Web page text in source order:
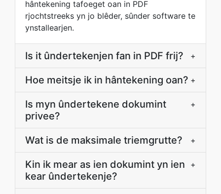
hântekening tafoeget oan in PDF
rjochtstreeks yn jo blêder, sûnder software te
ynstallearjen.
Is it ûndertekenjen fan in PDF frij? +
Hoe meitsje ik in hântekening oan? +
Is myn ûndertekene dokumint
privee?
+
Wat is de maksimale triemgrutte? +
Kin ik mear as ien dokumint yn ien
kear ûndertekenje?
+